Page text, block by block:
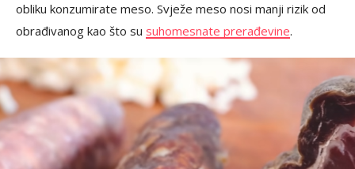
obliku konzumirate meso. Svježe meso nosi manji rizik od
obrađivanog kao što su suhomesnate prerađevine.